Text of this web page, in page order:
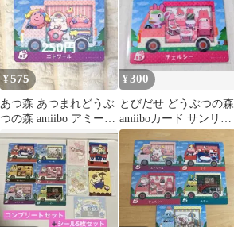
¥575
あつ森 あつまれどうぶ
つの森 amiibo アミーボ
カード エトワール サン
リオ
¥300
とびだせ どうぶつの森
amiiboカード サンリオ
チェルシー